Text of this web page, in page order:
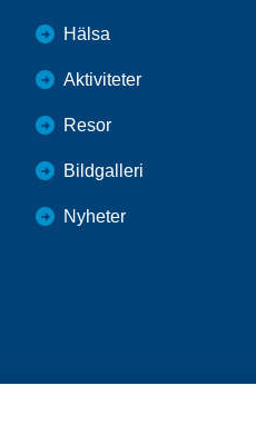
Hälsa
Aktiviteter
Resor
Bildgalleri
Nyheter